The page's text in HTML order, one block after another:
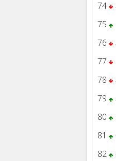
74
75
76
77
78
79
80
81
82